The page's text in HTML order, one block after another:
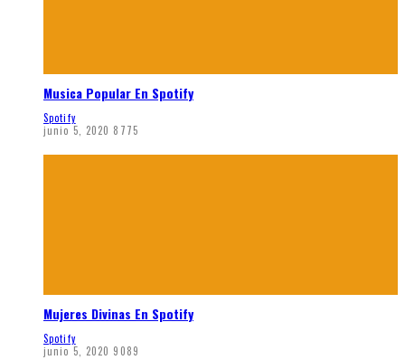
Musica Popular En Spotify
Spotify
junio 5, 2020 8775
Mujeres Divinas En Spotify
Spotify
junio 5, 2020 9089